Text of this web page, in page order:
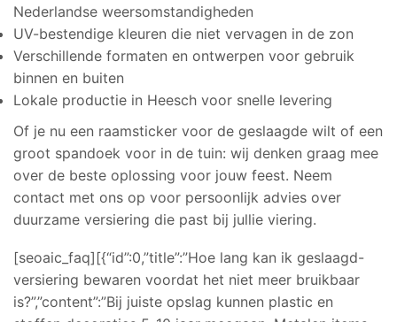
Nederlandse weersomstandigheden
UV-bestendige kleuren die niet vervagen in de zon
Verschillende formaten en ontwerpen voor gebruik
binnen en buiten
Lokale productie in Heesch voor snelle levering
Of je nu een raamsticker voor de geslaagde wilt of een
groot spandoek voor in de tuin: wij denken graag mee
over de beste oplossing voor jouw feest. Neem
contact met ons op voor persoonlijk advies over
duurzame versiering die past bij jullie viering.
[seoaic_faq][{“id”:0,”title”:”Hoe lang kan ik geslaagd-
versiering bewaren voordat het niet meer bruikbaar
is?”,”content”:”Bij juiste opslag kunnen plastic en